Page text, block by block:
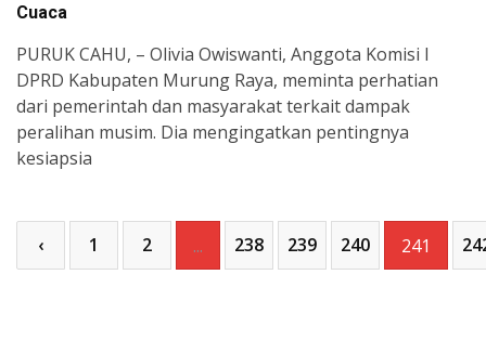
Cuaca
PURUK CAHU, – Olivia Owiswanti, Anggota Komisi I
DPRD Kabupaten Murung Raya, meminta perhatian
dari pemerintah dan masyarakat terkait dampak
peralihan musim. Dia mengingatkan pentingnya
kesiapsia
‹ 1 2 ... 238 239 240 241